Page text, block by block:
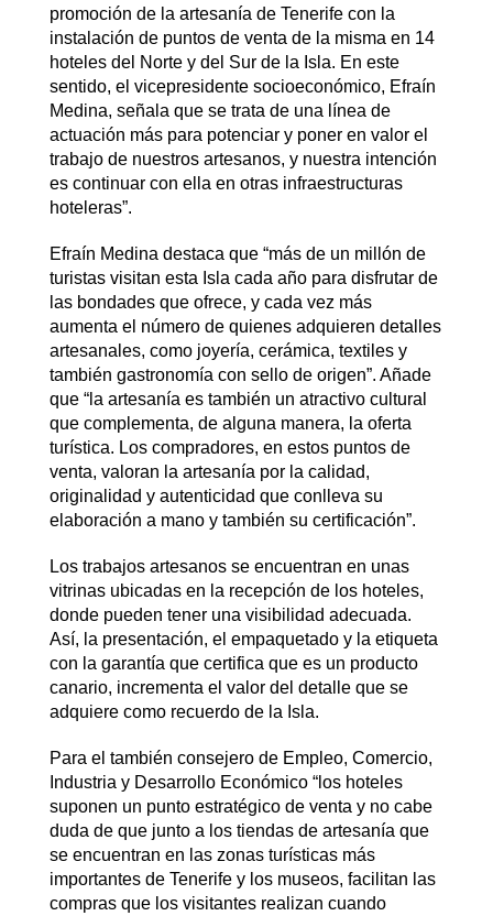
promoción de la artesanía de Tenerife con la
instalación de puntos de venta de la misma en 14
hoteles del Norte y del Sur de la Isla. En este
sentido, el vicepresidente socioeconómico, Efraín
Medina, señala que se trata de una línea de
actuación más para potenciar y poner en valor el
trabajo de nuestros artesanos, y nuestra intención
es continuar con ella en otras infraestructuras
hoteleras”.
Efraín Medina destaca que “más de un millón de
turistas visitan esta Isla cada año para disfrutar de
las bondades que ofrece, y cada vez más
aumenta el número de quienes adquieren detalles
artesanales, como joyería, cerámica, textiles y
también gastronomía con sello de origen”. Añade
que “la artesanía es también un atractivo cultural
que complementa, de alguna manera, la oferta
turística. Los compradores, en estos puntos de
venta, valoran la artesanía por la calidad,
originalidad y autenticidad que conlleva su
elaboración a mano y también su certificación”.
Los trabajos artesanos se encuentran en unas
vitrinas ubicadas en la recepción de los hoteles,
donde pueden tener una visibilidad adecuada.
Así, la presentación, el empaquetado y la etiqueta
con la garantía que certifica que es un producto
canario, incrementa el valor del detalle que se
adquiere como recuerdo de la Isla.
Para el también consejero de Empleo, Comercio,
Industria y Desarrollo Económico “los hoteles
suponen un punto estratégico de venta y no cabe
duda de que junto a los tiendas de artesanía que
se encuentran en las zonas turísticas más
importantes de Tenerife y los museos, facilitan las
compras que los visitantes realizan cuando